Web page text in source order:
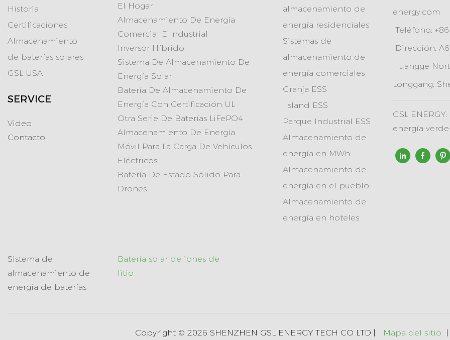
Historia
Certificaciones
Almacenamiento
de baterías solares
GSL USA
SERVICE
Video
Contacto
El Hogar
Almacenamiento De Energía
Comercial E Industrial
Inversor Híbrido
Sistema De Almacenamiento De
Energía Solar
Batería De Almacenamiento De
Energía Con Certificación UL
Otra Serie De Baterías LiFePO4
Almacenamiento De Energía
Móvil Para La Carga De Vehículos
Eléctricos
Batería De Estado Sólido Para
Drones
almacenamiento de
energía residenciales
Sistemas de
almacenamiento de
energía comerciales
Granja ESS
I sland ESS
Parque Industrial ESS
Almacenamiento de
energía en MWh
Almacenamiento de
energía en el pueblo
Almacenamiento de
energía en hoteles
energy.com
Teléfono:
Dirección:
Huangge
Longgang,
GSL
energía
Sistema de
almacenamiento de
energía de baterías
Batería solar de iones de
litio
Copyright © 2026 SHENZHEN GSL ENERGY TECH CO LTD | Mapa del sitio |